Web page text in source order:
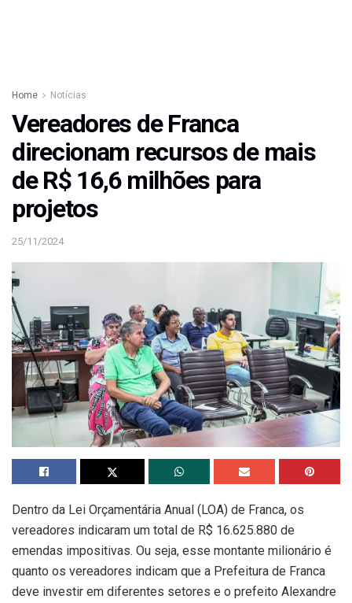
Home Notícias
Vereadores de Franca
direcionam recursos de mais
de R$ 16,6 milhões para
projetos
25/11/2024
Dentro da Lei Orçamentária Anual (LOA) de Franca, os
vereadores indicaram um total de R$ 16.625.880 de
emendas impositivas. Ou seja, esse montante milionário é
quanto os vereadores indicam que a Prefeitura de Franca
deve investir em diferentes setores e o prefeito Alexandre